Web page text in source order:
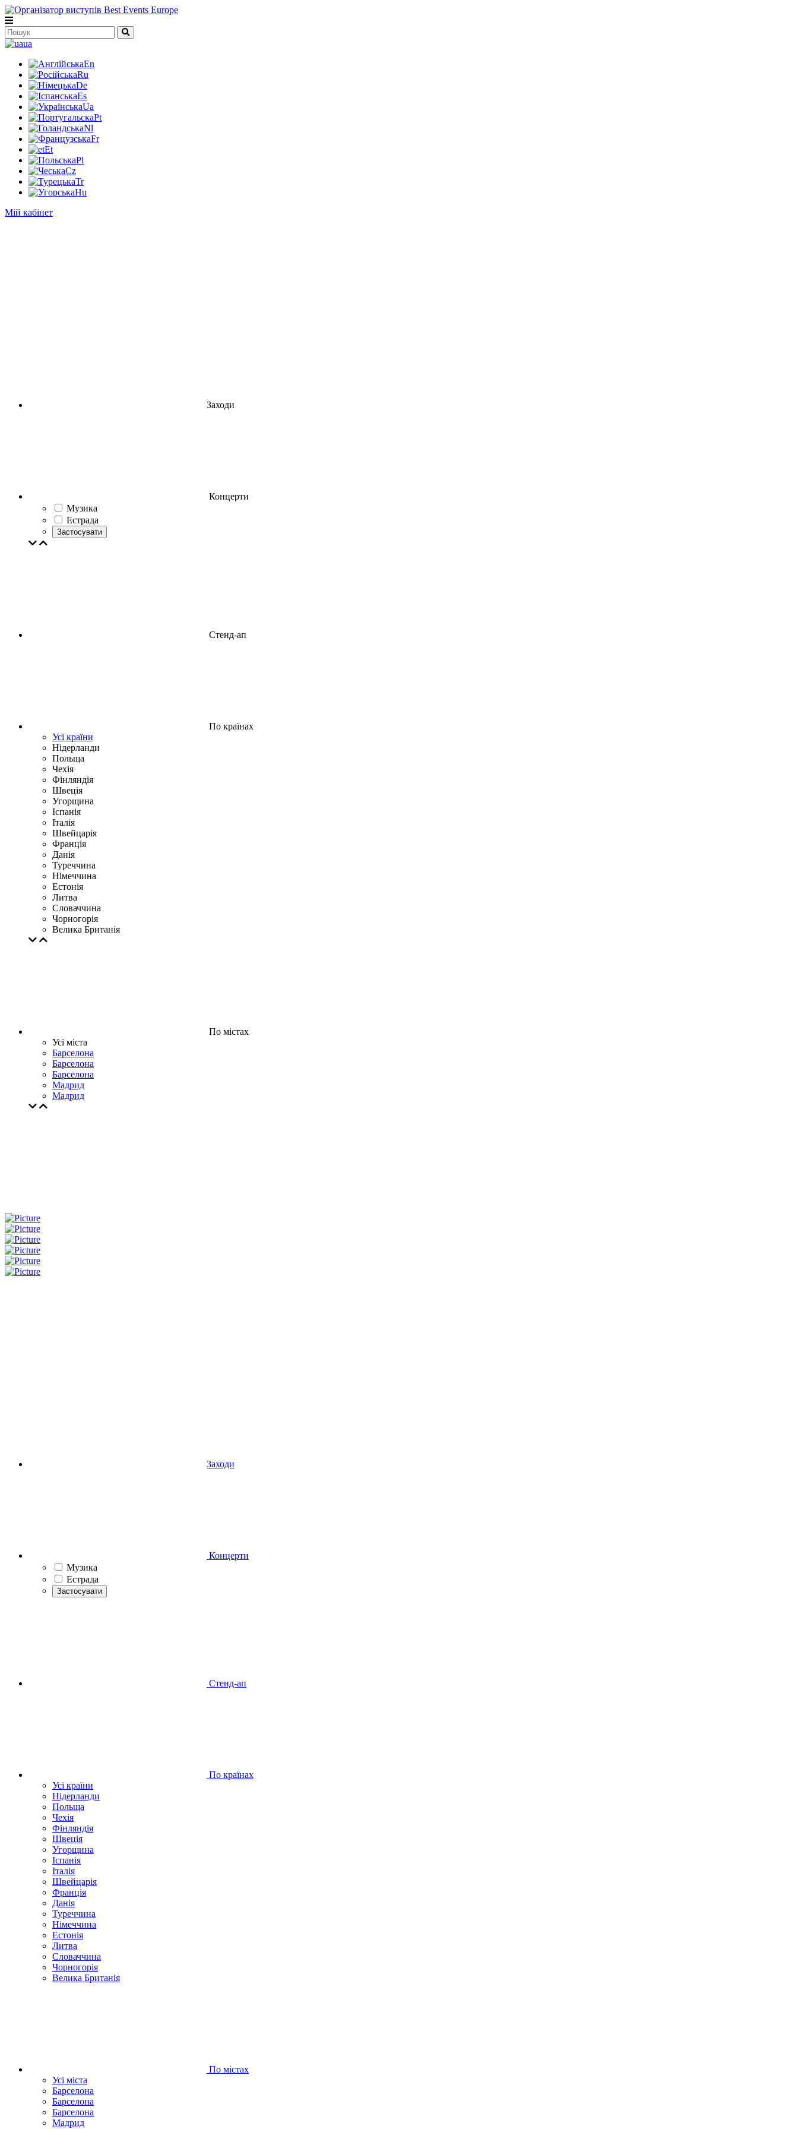
ua
En
Ru
De
Es
Ua
Pt
Nl
Fr
Et
Pl
Cz
Tr
Hu
Мій кабінет
Заходи
Концерти
Музика
Естрада
Застосувати
Стенд-ап
По країнах
Усі країни
Нідерланди
Польща
Чехія
Фінляндія
Швеція
Угорщина
Іспанія
Італія
Швейцарія
Франція
Данія
Туреччина
Німеччина
Естонія
Литва
Словаччина
Чорногорія
Велика Британія
По містах
Усі міста
Барселона
Барселона
Барселона
Мадрид
Мадрид
Заходи
Концерти
Музика
Естрада
Застосувати
Стенд-ап
По країнах
Усі країни
Нідерланди
Польща
Чехія
Фінляндія
Швеція
Угорщина
Іспанія
Італія
Швейцарія
Франція
Данія
Туреччина
Німеччина
Естонія
Литва
Словаччина
Чорногорія
Велика Британія
По містах
Усі міста
Барселона
Барселона
Барселона
Мадрид